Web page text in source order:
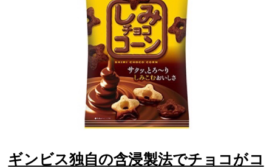
ギンビス独自の含浸製法でチョコがコ